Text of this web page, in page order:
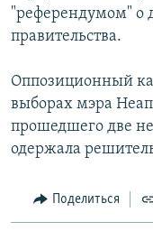
"референдумом" о
правительства.
Оппозиционный
выборах мэра
прошедшего две
одержала
Поделиться